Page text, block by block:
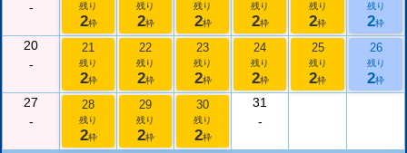
-
残り
2枠
残り
2枠
残り
2枠
残り
2枠
残り
2枠
残り
2枠
20
-
21
残り
2枠
22
残り
2枠
23
残り
2枠
24
残り
2枠
25
残り
2枠
26
残り
2枠
27
-
28
残り
2枠
29
残り
2枠
30
残り
2枠
31
-